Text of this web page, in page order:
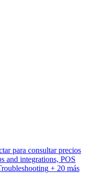
para consultar precios
and integrations, POS
+ 20 más